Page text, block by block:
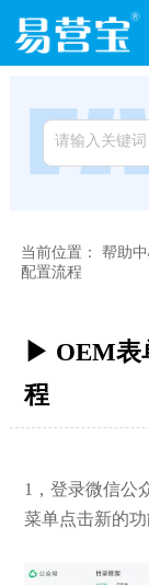
当前位置： 帮助
配置流程
▶ OEM表
程
1，登录微信公
菜单点击新的功